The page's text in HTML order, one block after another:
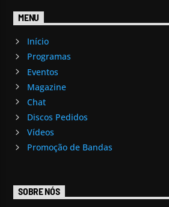
MENU
Início
Programas
Eventos
Magazine
Chat
Discos Pedidos
Vídeos
Promoção de Bandas
SOBRE NÓS